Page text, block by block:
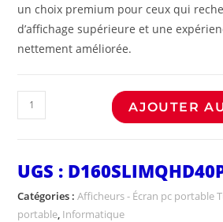
un choix premium pour ceux qui
d’affichage supérieure et une
nettement améliorée.
AJOUTER
UGS :
Catégories :Afficheurs - Écran pc portable
portable, Informatique